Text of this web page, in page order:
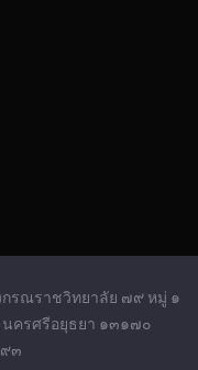
รณราชวิทยาลัย ๗๙ หมู่ ๑
นครศรีอยุธยา ๑๓๑๗๐
๓